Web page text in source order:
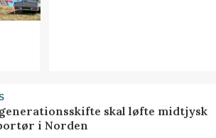
skal løfte midtjysk
i Norden